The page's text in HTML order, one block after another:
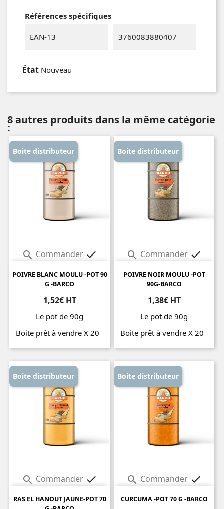
Références spécifiques
EAN-13 3760083880407
État Nouveau
8 autres produits dans la même catégorie
:
 Commander 
POIVRE BLANC MOULU -POT 90
G -BARCO
1,52€ HT
Le pot de 90g
Boite prêt à vendre X 20
Prix
Boite distributeur
 Commander 
POIVRE NOIR MOULU -POT
90G-BARCO
1,38€ HT
Le pot de 90g
Boite prêt à vendre X 20
Prix
Boite distributeur
 Commander 
RAS EL HANOUT JAUNE-POT 70
Boite distributeur
 Commander 
CURCUMA -POT 70 G -BARCO
Boite distributeur